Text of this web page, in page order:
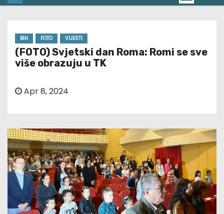
BIH FOTO VIJESTI
(FOTO) Svjetski dan Roma: Romi se sve
više obrazuju u TK
Apr 8, 2024